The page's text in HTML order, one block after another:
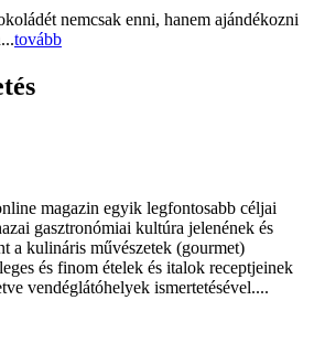
nemcsak enni, hanem ajándékozni
tovább
magazin egyik legfontosabb céljai
gasztronómiai kultúra jelenének és
a kulináris művészetek (gourmet)
és finom ételek és italok receptjeinek
vendéglátóhelyek ismertetésével....